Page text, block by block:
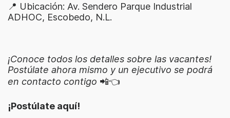
📍 Ubicación: Av. Sendero Parque Industrial
ADHOC, Escobedo, N.L.
¡Conoce todos los detalles sobre las vacantes!
Postúlate ahora mismo y un ejecutivo se podrá
en contacto contigo 📲👈
¡Postúlate aquí!